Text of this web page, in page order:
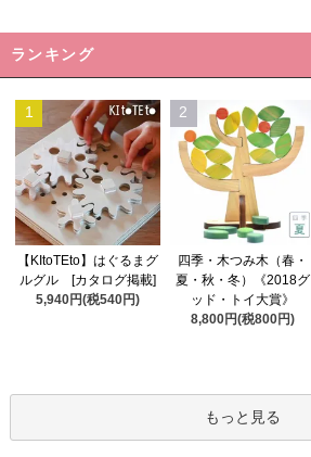
ランキング
1
【KItoTEto】はぐるまグ
ルグル [カタログ掲載]
5,940円(税540円)
2
四季・木つみ木（春・
夏・秋・冬）《2018グ
ッド・トイ大賞》
8,800円(税800円)
もっと見る